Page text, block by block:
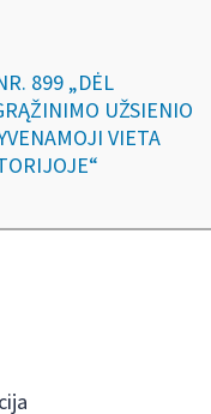
899 „DĖL
UŽSIENIO
VIETA